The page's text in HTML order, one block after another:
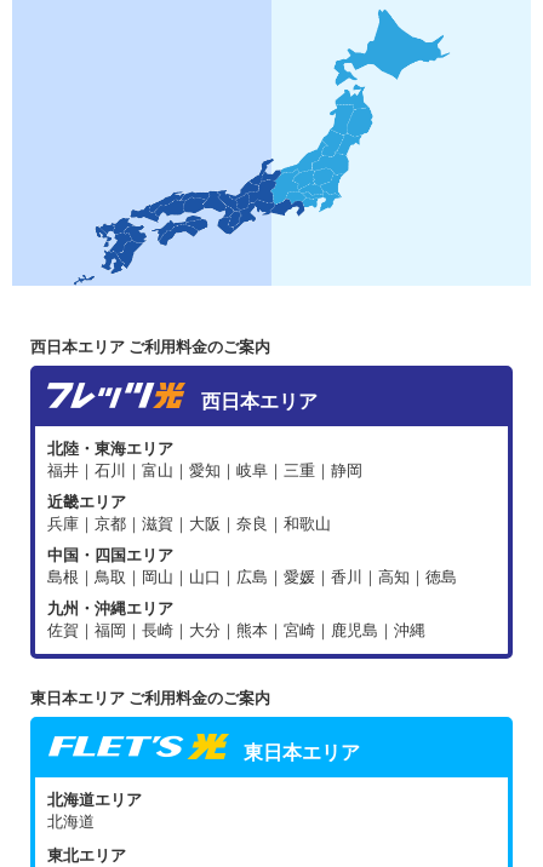
西日本エリア ご利用料金のご案内
西日本エリア
北陸・東海エリア
福井｜石川｜富山｜愛知｜岐阜｜三重｜静岡
近畿エリア
兵庫｜京都｜滋賀｜大阪｜奈良｜和歌山
中国・四国エリア
島根｜鳥取｜岡山｜山口｜広島｜愛媛｜香川｜高知｜徳島
九州・沖縄エリア
佐賀｜福岡｜長崎｜大分｜熊本｜宮崎｜鹿児島｜沖縄
東日本エリア ご利用料金のご案内
東日本エリア
北海道エリア
北海道
東北エリア